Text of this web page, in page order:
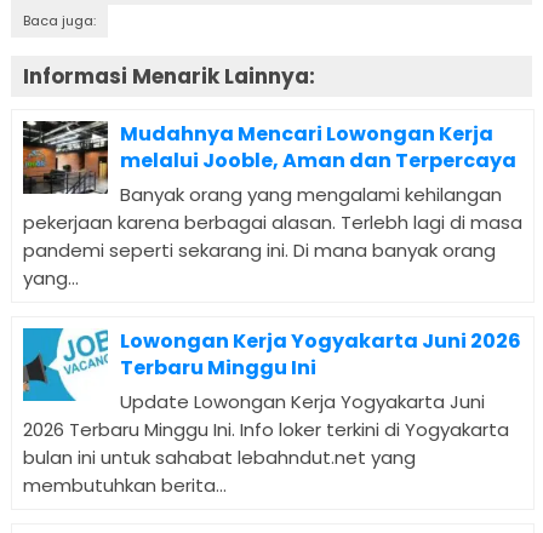
Baca juga:
Informasi Menarik Lainnya:
Mudahnya Mencari Lowongan Kerja
melalui Jooble, Aman dan Terpercaya
Banyak orang yang mengalami kehilangan
pekerjaan karena berbagai alasan. Terlebh lagi di masa
pandemi seperti sekarang ini. Di mana banyak orang
yang...
Lowongan Kerja Yogyakarta Juni 2026
Terbaru Minggu Ini
Update Lowongan Kerja Yogyakarta Juni
2026 Terbaru Minggu Ini. Info loker terkini di Yogyakarta
bulan ini untuk sahabat lebahndut.net yang
membutuhkan berita...